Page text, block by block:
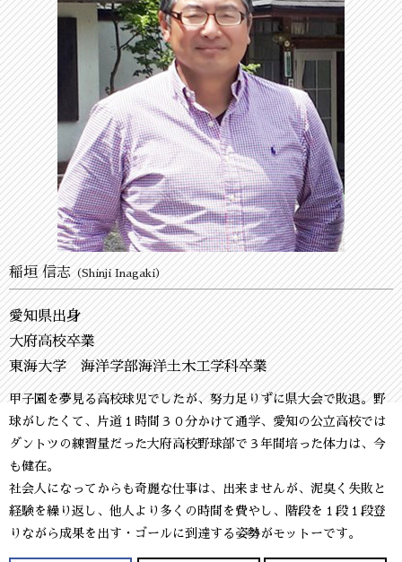
稲垣 信志（Shinji Inagaki）
愛知県出身
大府高校卒業
東海大学 海洋学部海洋土木工学科卒業
甲子園を夢見る高校球児でしたが、努力足りずに県大会で敗退。野
球がしたくて、片道１時間３０分かけて通学、愛知の公立高校では
ダントツの練習量だった大府高校野球部で３年間培った体力は、今
も健在。
社会人になってからも奇麗な仕事は、出来ませんが、泥臭く失敗と
経験を繰り返し、他人より多くの時間を費やし、階段を１段１段登
りながら成果を出す・ゴールに到達する姿勢がモットーです。